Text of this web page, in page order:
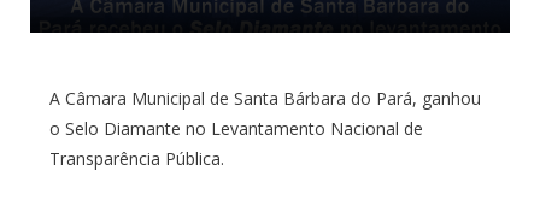
A Câmara Municipal de Santa Bárbara do Pará, ganhou
o Selo Diamante no Levantamento Nacional de
Transparência Pública.